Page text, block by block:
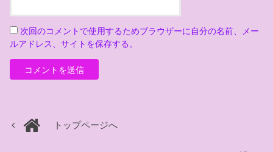
次回のコメントで使用するためブラウザーに自分の名前、メー
ルアドレス、サイトを保存する。
トップページへ